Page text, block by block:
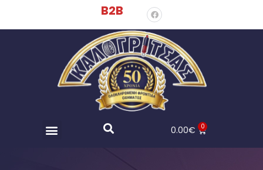
B2B
0.00€ 0